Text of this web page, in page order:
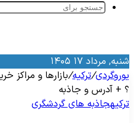
مرداد ۱۷ ۱۴۰۵
/ترکیه/بازارها و مراکز
+‌ آدرس و جاذبه
جاذبه‌ های گردشگری